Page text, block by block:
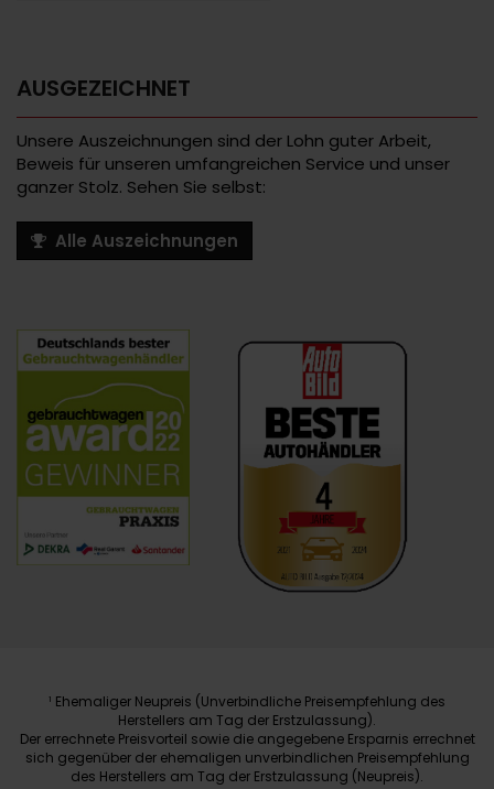
AUSGEZEICHNET
Unsere Auszeichnungen sind der Lohn guter Arbeit,
Beweis für unseren umfangreichen Service und unser
ganzer Stolz. Sehen Sie selbst:
Alle Auszeichnungen
1 Ehemaliger Neupreis (Unverbindliche Preisempfehlung des
Herstellers am Tag der Erstzulassung).
Der errechnete Preisvorteil sowie die angegebene Ersparnis errechnet
sich gegenüber der ehemaligen unverbindlichen Preisempfehlung
des Herstellers am Tag der Erstzulassung (Neupreis).